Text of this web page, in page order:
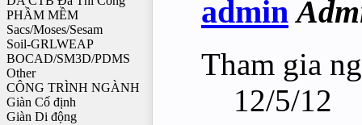
PHẦM MỀM
Sacs/Moses/Sesam
Soil-GRLWEAP
BOCAD/SM3D/PDMS
Other
CÔNG TRÌNH NGÀNH
Giàn Cố định
Giàn Di động
admin
Tham gia
12/5/12